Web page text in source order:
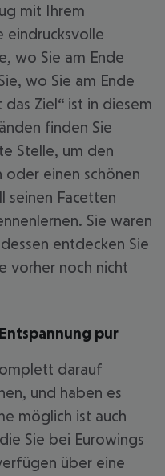
mit Ihrem
eindrucksvolle
wo Sie am Ende
wo Sie am Ende
Ziel“ ist in diesem
finden Sie
Stelle, um den
oder einen schönen
seinen Facetten
Sie waren
entdecken Sie
vorher noch nicht
pur
darauf
und haben es
möglich ist auch
Sie bei Eurowings
über eine